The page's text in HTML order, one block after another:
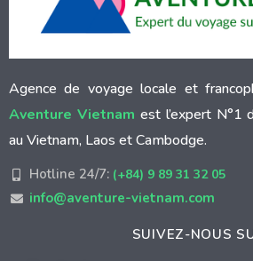
Agence de voyage locale et
Aventure Vietnam est l’expert N°1
au Vietnam, Laos et Cambodge.
Hotline 24/7: (+84) 9 89 31 32 05
info@aventure-vietnam.com
SUIVEZ-NOUS